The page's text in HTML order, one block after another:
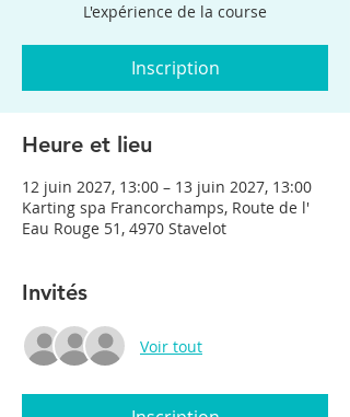
L'expérience de la course
Inscription
Heure et lieu
12 juin 2027, 13:00 – 13 juin 2027, 13:00
Karting spa Francorchamps, Route de l'
Eau Rouge 51, 4970 Stavelot
Invités
Voir tout